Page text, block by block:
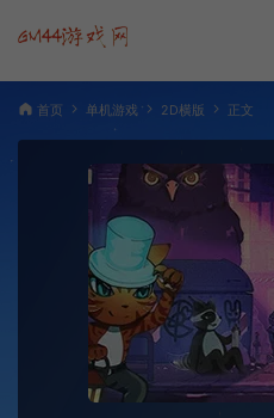
首页 单机游戏 2D横版 正文